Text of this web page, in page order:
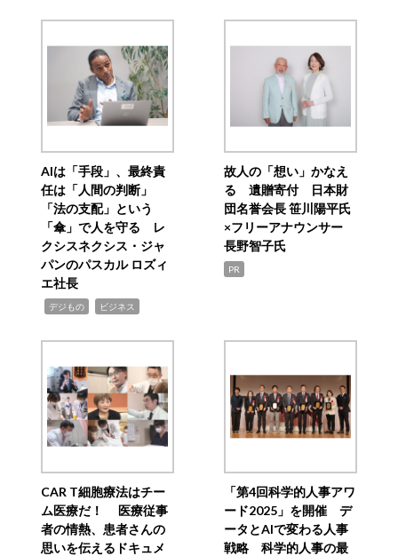
AIは「手段」、最終責
任は「人間の判断」
「法の支配」という
「傘」で人を守る レ
クシスネクシス・ジャ
パンのパスカル ロズィ
エ社長
デジもの ビジネス
故人の「想い」かなえ
る 遺贈寄付 日本財
団名誉会長 笹川陽平氏
×フリーアナウンサー
長野智子氏
PR
CAR T細胞療法はチー
ム医療だ！ 医療従事
者の情熱、患者さんの
思いを伝えるドキュメ
「第4回科学的人事アワ
ード2025」を開催 デ
ータとAIで変わる人事
戦略 科学的人事の最